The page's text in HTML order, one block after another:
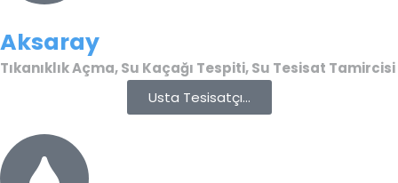
Aksaray
Tıkanıklık Açma, Su Kaçağı Tespiti, Su Tesisat Tamircisi
Usta Tesisatçı...